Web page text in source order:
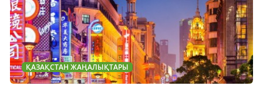
ҚАЗАҚСТАН ЖАҢАЛЫҚТАРЫ